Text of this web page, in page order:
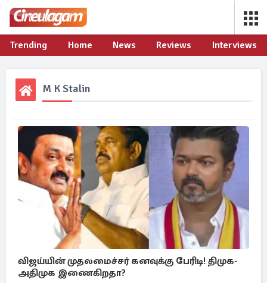
Trending Home News Reviews Interviews
M K Stalin
விஜய்யின் முதலமைச்சர் கனவுக்கு பேரிடி! திமுக-
அதிமுக இணைகிறதா?